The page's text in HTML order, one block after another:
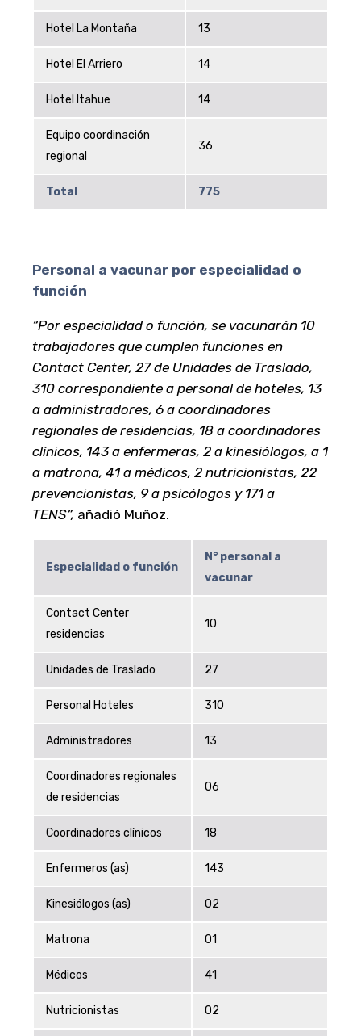
Hotel La Montaña 13
Hotel El Arriero 14
Hotel Itahue 14
Equipo coordinación
regional
36
Total 775
Personal a vacunar por especialidad o
función
“Por especialidad o función, se vacunarán 10
trabajadores que cumplen funciones en
Contact Center, 27 de Unidades de Traslado,
310 correspondiente a personal de hoteles, 13
a administradores, 6 a coordinadores
regionales de residencias, 18 a coordinadores
clínicos, 143 a enfermeras, 2 a kinesiólogos, a 1
a matrona, 41 a médicos, 2 nutricionistas, 22
prevencionistas, 9 a psicólogos y 171 a
TENS”, añadió Muñoz.
Especialidad o función
N° personal a
vacunar
Contact Center
residencias
10
Unidades de Traslado 27
Personal Hoteles 310
Administradores 13
Coordinadores regionales
de residencias
06
Coordinadores clínicos 18
Enfermeros (as) 143
Kinesiólogos (as) 02
Matrona 01
Médicos 41
Nutricionistas 02